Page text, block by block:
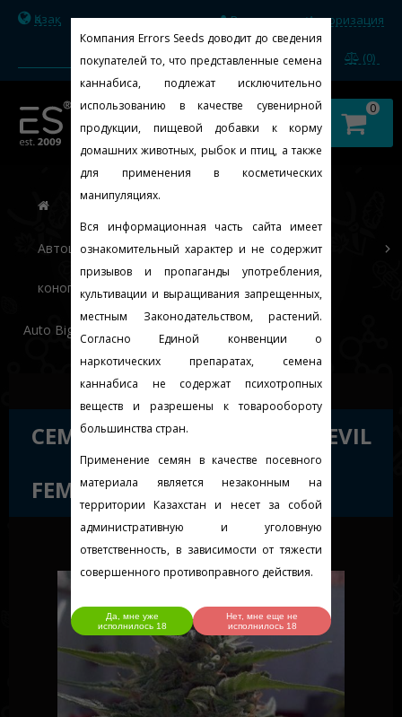
Қазақ
(0)
Регистрация/Авторизация
0
Компания Errors Seeds доводит до сведения
покупателей то, что представленные семена
каннабиса, подлежат исключительно
использованию в качестве сувенирной
продукции, пищевой добавки к корму
домашних животных, рыбок и птиц, а также
для применения в косметических
манипуляциях.
Вся информационная часть сайта имеет
ознакомительный характер и не содержит
призывов и пропаганды употребления,
культивации и выращивания запрещенных,
местным Законодательством, растений.
Согласно Единой конвенции о
наркотических препаратах, семена
каннабиса не содержат психотропных
веществ и разрешены к товарообороту
большинства стран.
Применение семян в качестве посевного
материала является незаконным на
территории Казахстан и несет за собой
административную и уголовную
ответственность, в зависимости от тяжести
совершенного противоправного действия.
Да, мне уже
исполнилось 18
Нет, мне еще не
исполнилось 18
Автоцветущие феминизированные семена
конопли
Auto Big Devil Feminised Gold
СЕМЕНА СОРТА AUTO BIG DEVIL
FEMINISED GOLD